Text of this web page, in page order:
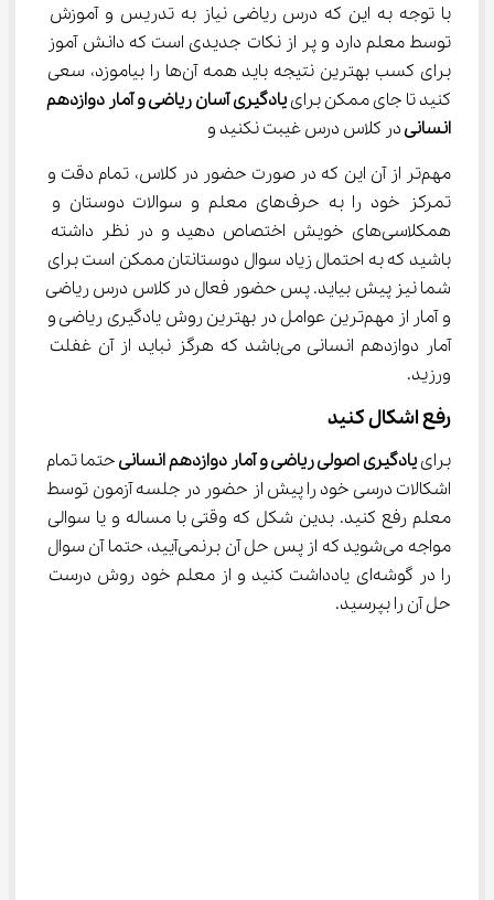
با توجه به این که درس ریاضی نیاز به تدریس و آموزش
توسط معلم دارد و پر از نکات جدیدی است که دانش آموز
برای کسب بهترین نتیجه باید همه آن‌ها را بیاموزد، سعی
کنید تا جای ممکن برای یادگیری آسان ریاضی و آمار دوازدهم
انسانی در کلاس درس غیبت نکنید و
مهم‌تر از آن این که در صورت حضور در کلاس، تمام دقت و
تمرکز خود را به حرف‌های معلم و سوالات دوستان و
همکلاسی‌های خویش اختصاص دهید و در نظر داشته
باشید که به احتمال زیاد سوال دوستانتان ممکن است برای
شما نیز پیش بیاید. پس حضور فعال در کلاس درس ریاضی
و آمار از مهم‌ترین عوامل در بهترین روش یادگیری ریاضی و
آمار دوازدهم انسانی می‌باشد که هرگز نباید از آن غفلت
ورزید.
رفع اشکال کنید
برای یادگیری اصولی ریاضی و آمار دوازدهم انسانی حتما تمام
اشکالات درسی خود را پیش از حضور در جلسه آزمون توسط
معلم رفع کنید. بدین شکل که وقتی با مساله و یا سوالی
مواجه می‌شوید که از پس حل آن برنمی‌آیید، حتما آن سوال
را در گوشه‌ای یادداشت کنید و از معلم خود روش درست
حل آن را بپرسید.